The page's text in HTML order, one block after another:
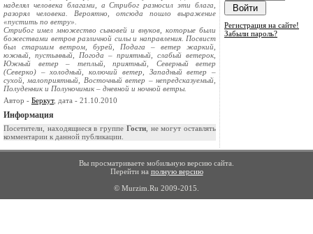
наделял человека благами, а Стрибог разносил эти блага,
разорял человека. Вероятно, отсюда пошло выражение
«пустить по ветру».
Стрибог имел множество сыновей и внуков, которые были
божествами ветров различной силы и направления. Посвист
был старшим ветром, бурей, Подага – ветер жаркий,
южный, пустынный, Погода – приятный, слабый ветерок,
Южный ветер – теплый, приятный, Северный ветер
(Северко) – холодный, колючий ветер, Западный ветер –
сухой, малоприятный, Восточный ветер – непредсказуемый,
Полуденник и Полуночиник – дневной и ночной ветры.
Автор - Беркут, дата - 21.10.2010
Информация
Посетители, находящиеся в группе Гости, не могут оставлять
комментарии к данной публикации.
Регистрация на сайте!
Забыли пароль?
Вы просматриваете мобильную версию сайта.
Перейти на полную версию
© Murzim.Ru 2009-2015.